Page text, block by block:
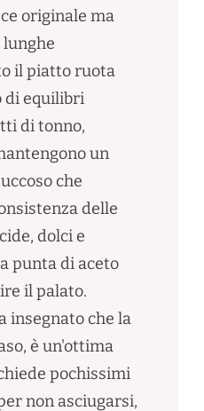
originale ma
il piatto ruota
di equilibri
di tonno,
un
che
delle
dolci e
punta di aceto
il palato.
insegnato che la
è un'ottima
pochissimi
non asciugarsi,